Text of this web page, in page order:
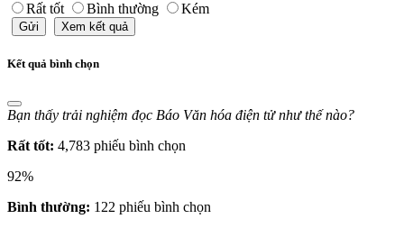
Rất tốt Bình thường Kém
Gửi Xem kết quả
Kết quả bình chọn
Bạn thấy trải nghiệm đọc Báo Văn hóa điện tử như thế nào?
Rất tốt: 4,783 phiếu bình chọn
92%
Bình thường: 122 phiếu bình chọn